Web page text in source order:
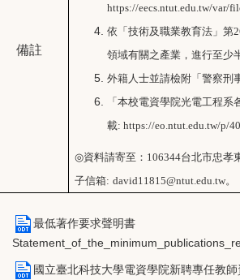
備註
https://eecs.ntut.edu.tw/var/
依「技術及職業教育法」第
領域有關之產業，進行至少
外籍人士並請檢附「警察刑
「本校電資學院光電工程
載: https://eo.ntut.edu.tw/p/
◎資料請寄至：106344台北市忠孝
子信箱: david11815@ntut.edu.tw。
最低著作要求聲明書
國立臺北科技大學電資學院新聘專任教